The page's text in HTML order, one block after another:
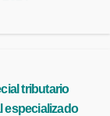
tributario
especializado